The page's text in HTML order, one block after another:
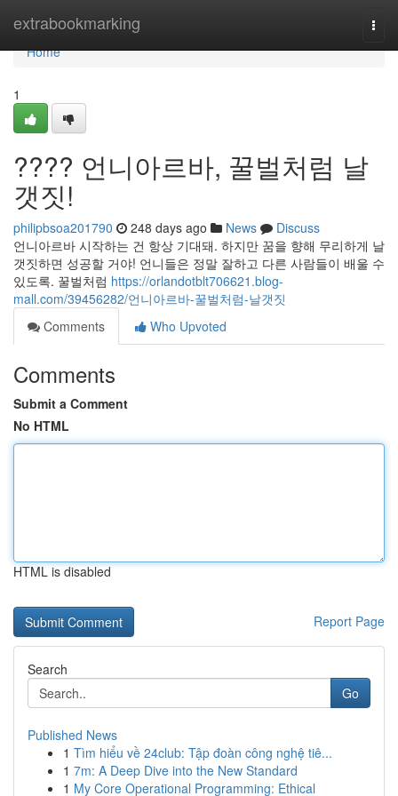
extrabookmarking
Home
Home
1
???? 언니아르바, 꿀벌처럼 날
갯짓!
philipbsoa201790 248 days ago News
Discuss
언니아르바 시작하는 건 항상 기대돼. 하지만 꿈을 향해 무리하게 날
갯짓하면 성공할 거야! 언니들은 정말 잘하고 다른 사람들이 배울 수
있도록. 꿀벌처럼 https://orlandotblt706621.blog-
mall.com/39456282/언니아르바-꿀벌처럼-날갯짓
Comments
Who Upvoted
Comments
Submit a Comment
No HTML
HTML is disabled
Report Page
Search
Go
Published News
1 Tìm hiểu về 24club: Tập đoàn công nghệ tiê...
1 7m: A Deep Dive into the New Standard
1 My Core Operational Programming: Ethical